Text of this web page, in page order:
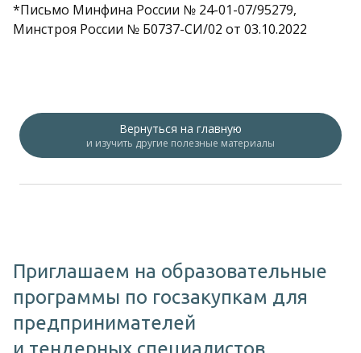
*Письмо Минфина России № 24-01-07/95279,
Минстроя России № Б0737-СИ/02 от 03.10.2022
Вернуться на главную
и изучить другие полезные материалы
Приглашаем на образовательные
программы по госзакупкам для
предпринимателей
и тендерных специалистов